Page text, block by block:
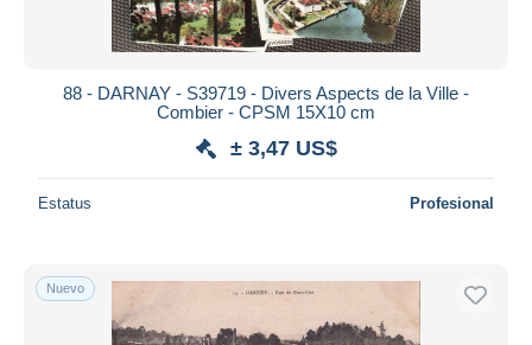
88 - DARNAY - S39719 - Divers Aspects de la Ville -
Combier - CPSM 15X10 cm
± 3,47 US$
Estatus Profesional
Nuevo